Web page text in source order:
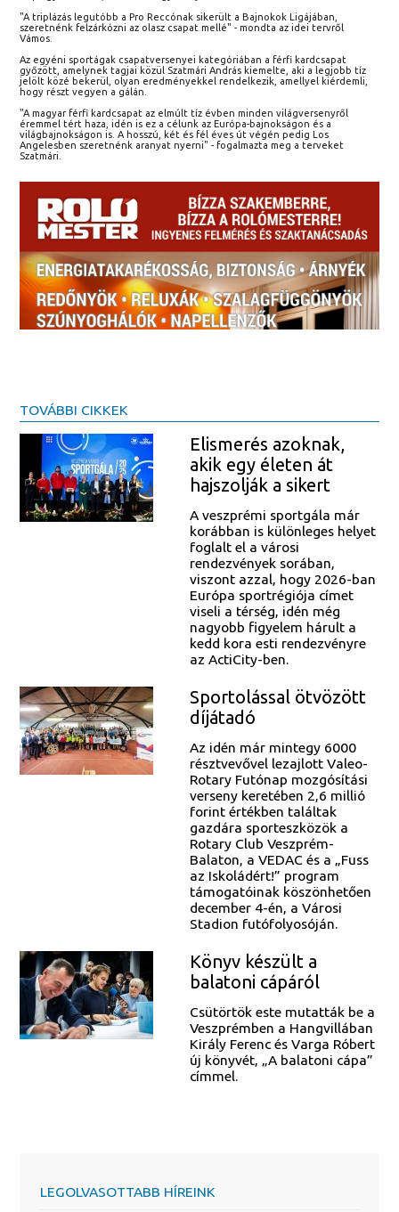
"A triplázás legutóbb a Pro Reccónak sikerült a Bajnokok Ligájában,
szeretnénk felzárkózni az olasz csapat mellé" - mondta az idei tervről
Vámos.
Az egyéni sportágak csapatversenyei kategóriában a férfi kardcsapat
győzött, amelynek tagjai közül Szatmári András kiemelte, aki a legjobb tíz
jelölt közé bekerül, olyan eredményekkel rendelkezik, amellyel kiérdemli,
hogy részt vegyen a gálán.
"A magyar férfi kardcsapat az elmúlt tíz évben minden világversenyről
éremmel tért haza, idén is ez a célunk az Európa-bajnokságon és a
világbajnokságon is. A hosszú, két és fél éves út végén pedig Los
Angelesben szeretnénk aranyat nyerni" - fogalmazta meg a terveket
Szatmári.
TOVÁBBI CIKKEK
Elismerés azoknak,
akik egy életen át
hajszolják a sikert
A veszprémi sportgála már
korábban is különleges helyet
foglalt el a városi
rendezvények sorában,
viszont azzal, hogy 2026-ban
Európa sportrégiója címet
viseli a térség, idén még
nagyobb figyelem hárult a
kedd kora esti rendezvényre
az ActiCity-ben.
Sportolással ötvözött
díjátadó
Az idén már mintegy 6000
résztvevővel lezajlott Valeo-
Rotary Futónap mozgósítási
verseny keretében 2,6 millió
forint értékben találtak
gazdára sporteszközök a
Rotary Club Veszprém-
Balaton, a VEDAC és a „Fuss
az Iskoládért!” program
támogatóinak köszönhetően
december 4-én, a Városi
Stadion futófolyosóján.
Könyv készült a
balatoni cápáról
Csütörtök este mutatták be a
Veszprémben a Hangvillában
Király Ferenc és Varga Róbert
új könyvét, „A balatoni cápa”
címmel.
LEGOLVASOTTABB HÍREINK